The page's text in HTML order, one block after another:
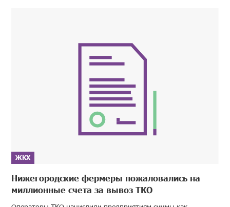
ЖКХ
Нижегородские фермеры пожаловались на
миллионные счета за вывоз ТКО